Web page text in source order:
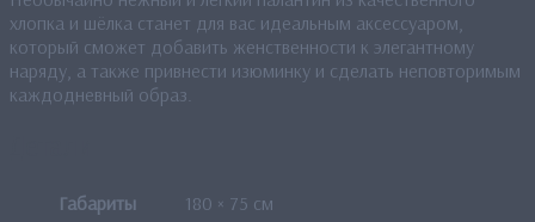
хлопка и шёлка станет для вас идеальным аксессуаром,
который сможет добавить женственности к элегантному
наряду, а также привнести изюминку и сделать неповторимым
каждодневный образ.
Габариты
180 × 75 см